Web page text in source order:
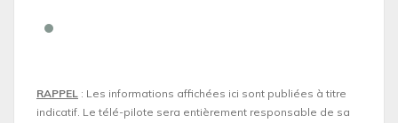
RAPPEL : Les informations affichées ici sont publiées à titre
indicatif. Le télé-pilote sera entièrement responsable de sa